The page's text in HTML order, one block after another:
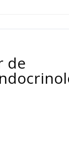
de